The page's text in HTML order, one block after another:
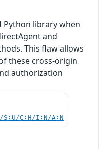
library when
and
This flaw allows
these cross-origin
authorization
S:U/C:H/I:N/A:N